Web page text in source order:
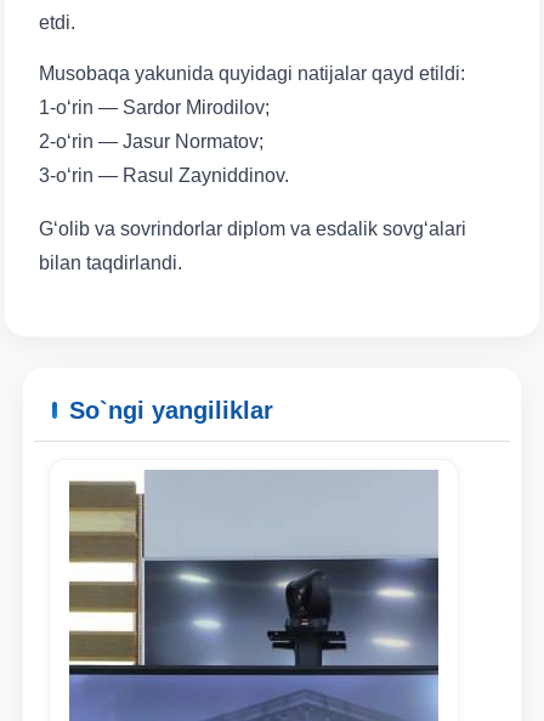
etdi.
Musobaqa yakunida quyidagi natijalar qayd etildi:
1-o‘rin — Sardor Mirodilov;
2-o‘rin — Jasur Normatov;
3-o‘rin — Rasul Zayniddinov.
G‘olib va sovrindorlar diplom va esdalik sovg‘alari
bilan taqdirlandi.
So`ngi yangiliklar